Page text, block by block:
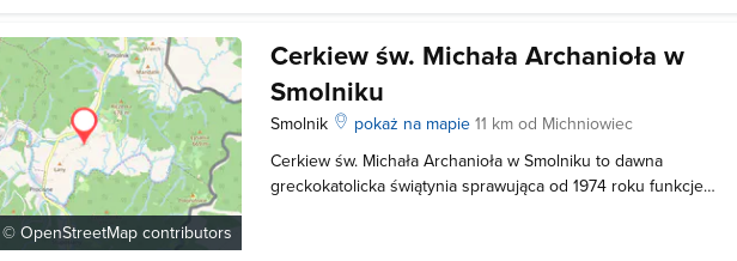
©OpenStreetMap contributors
Cerkiew św. Michała Archanioła w
Smolniku
Smolnik pokaż na mapie11 km od Michniowiec
Cerkiew św. Michała Archanioła w Smolniku to dawna
greckokatolicka świątynia sprawująca od 1974 roku funkcje